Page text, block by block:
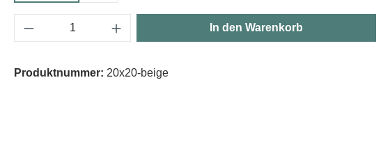
Produkt Anzahl: Gib den gewünschten Wert ein
In den Warenkorb
Produktnummer: 20x20-beige